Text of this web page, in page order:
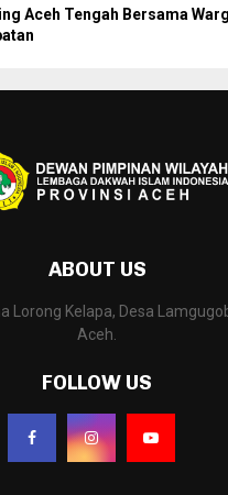
Aceh Tengah Bersama
ABOUT US
Lorong Kelapa, Desa
Aceh.
FOLLOW US